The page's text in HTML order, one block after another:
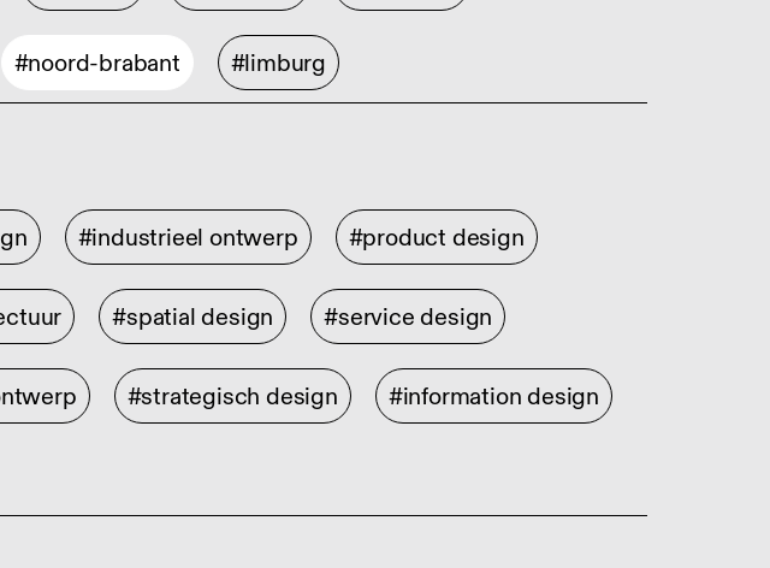
#noord-brabant #limburg
#industrieel ontwerp #product design
#spatial design #service design
#strategisch design #information design